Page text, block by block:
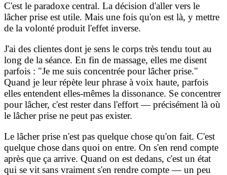
C'est le paradoxe central. La décision d'aller vers le
lâcher prise est utile. Mais une fois qu'on est là, y mettre
de la volonté produit l'effet inverse.
J'ai des clientes dont je sens le corps très tendu tout au
long de la séance. En fin de massage, elles me disent
parfois : "Je me suis concentrée pour lâcher prise."
Quand je leur répète leur phrase à voix haute, parfois
elles entendent elles-mêmes la dissonance. Se concentrer
pour lâcher, c'est rester dans l'effort — précisément là où
le lâcher prise ne peut pas exister.
Le lâcher prise n'est pas quelque chose qu'on fait. C'est
quelque chose dans quoi on entre. On s'en rend compte
après que ça arrive. Quand on est dedans, c'est un état
qui se vit sans vraiment s'en rendre compte — un peu